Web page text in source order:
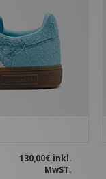
130,00€ inkl.
MwST.